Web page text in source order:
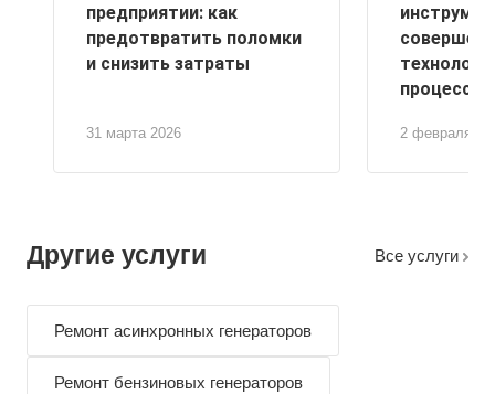
31 марта 2026
предприятии: как
предотвратить поломки
и снизить затраты
2 февраля
процессов
Другие услуги Все услуги
Ремонт асинхронных генераторов
Ремонт бензиновых генераторов